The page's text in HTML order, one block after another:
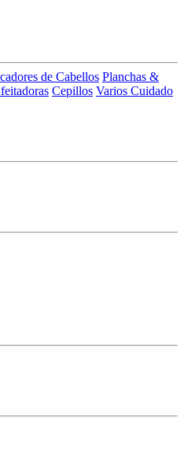
de Cabellos Planchas &
Cepillos Varios Cuidado